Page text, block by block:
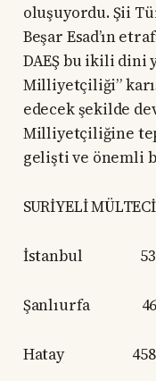
oluşuyordu. Şii
Beşar Esad’ın
DAEŞ bu ikili dini
Milliyetçiliği”
edecek şekilde
Milliyetçiliğine
gelişti ve önemli
SURİYELİ
İstanbul
Şanlıurfa
Hatay 458